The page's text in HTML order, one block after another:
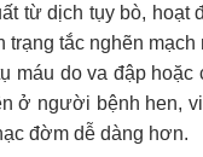
từ dịch tụy bò,
tắc nghẽn
máu do va đập
ở người bệnh hen,
đờm dễ dàng hơn.